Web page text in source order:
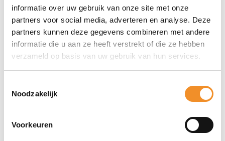
informatie over uw gebruik van onze site met onze
partners voor social media, adverteren en analyse. Deze
partners kunnen deze gegevens combineren met andere
informatie die u aan ze heeft verstrekt of die ze hebben
verzameld op basis van uw gebruik van hun services.
Noodzakelijk
Voorkeuren